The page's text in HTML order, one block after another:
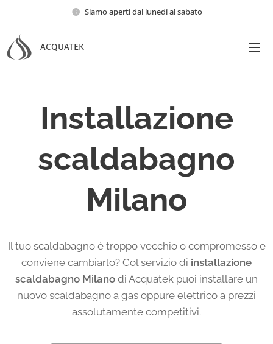
Siamo aperti dal lunedì al sabato
ACQUATEK
Installazione
scaldabagno
Milano
Il tuo scaldabagno è troppo vecchio o compromesso e
conviene cambiarlo? Col servizio di installazione
scaldabagno Milano di Acquatek puoi installare un
nuovo scaldabagno a gas oppure elettrico a prezzi
assolutamente competitivi.